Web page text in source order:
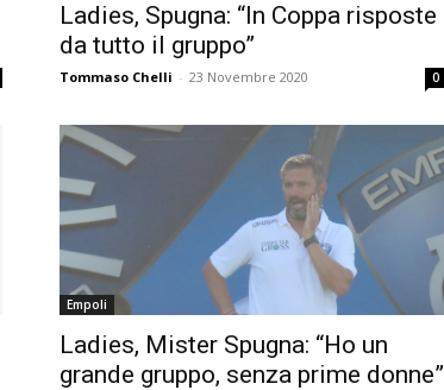
Ladies, Spugna: “In Coppa risposte
da tutto il gruppo”
Tommaso Chelli - 23 Novembre 2020 0
Empoli
Ladies, Mister Spugna: “Ho un
grande gruppo, senza prime donne”